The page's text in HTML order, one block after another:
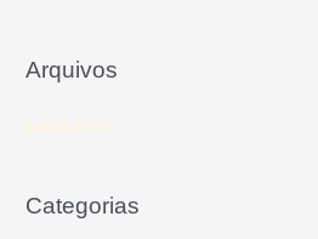
Arquivos
junho 2021
Categorias